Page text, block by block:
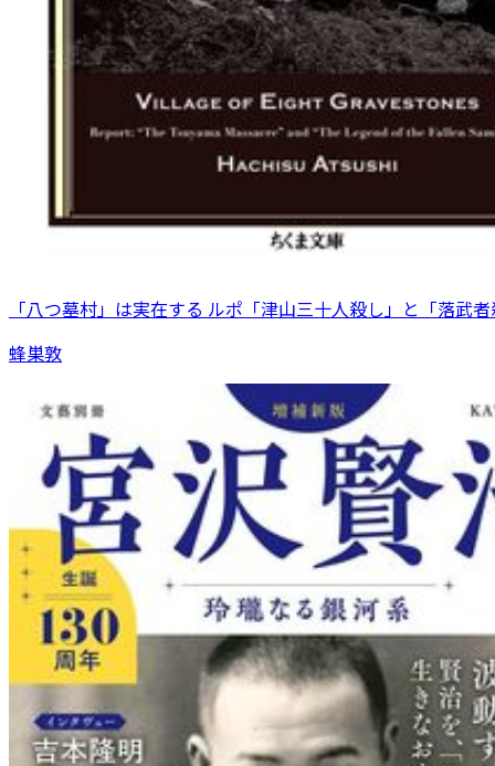
「八つ墓村」は実在する ルポ「津山三十人殺し」と「落武
蜂巣敦